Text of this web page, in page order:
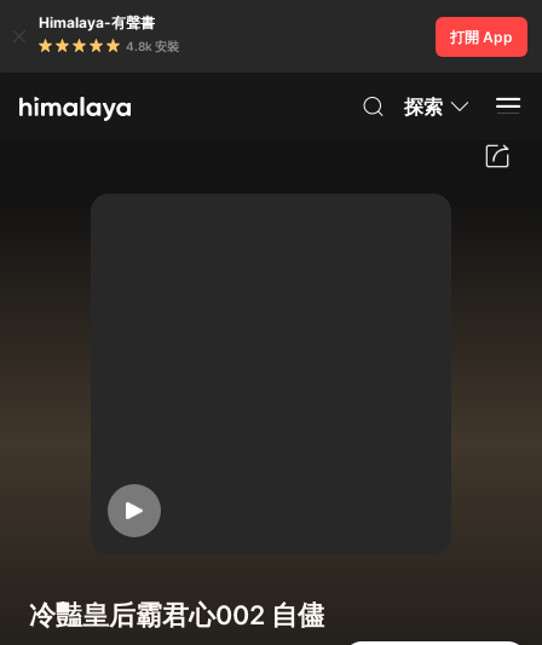
Himalaya-有聲書
4.8k 安裝
打開 App
探索
冷豔皇后霸君心002 自儘